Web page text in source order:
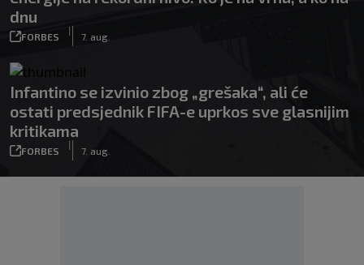
dnu
FORBES
|
7. aug.
Infantino se izvinio zbog „grešaka“, ali će
ostati predsjednik FIFA-e uprkos sve glasnijim
kritikama
FORBES
|
7. aug.